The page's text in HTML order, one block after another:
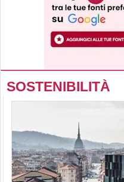
SOSTENIBILITÀ